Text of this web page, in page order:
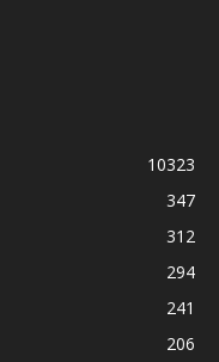
10323
347
312
294
241
206